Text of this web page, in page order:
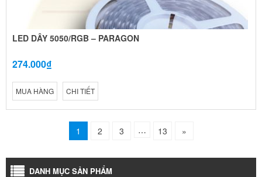
LED DÂY 5050/RGB – PARAGON
274.000₫
MUA HÀNG CHI TIẾT
1 2 3 … 13 »
DANH MỤC SẢN PHẨM